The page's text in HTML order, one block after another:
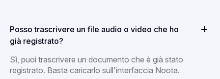
Posso trascrivere un file audio o video che ho
già registrato?
Sì, puoi trascrivere un documento che è già stato
registrato. Basta caricarlo sull'interfaccia Noota.